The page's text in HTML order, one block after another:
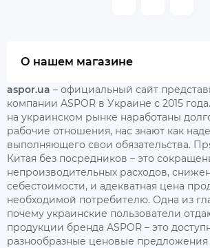
О нашем магазине
aspor.ua – официальный сайт
компании ASPOR в Украине с 2015
на украинском рынке наработаны
рабочие отношения, нас знают как
выполняющего свои обязательства.
Китая без посредников – это
непроизводительных расходов,
себестоимости, и адекватная цена
необходимой потребителю. Одна из
почему украинские пользователи
продукции бренда ASPOR – это
разнообразные ценовые